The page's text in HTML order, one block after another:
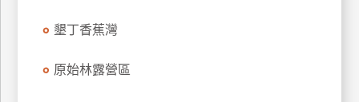
墾丁香蕉灣
原始林露營區